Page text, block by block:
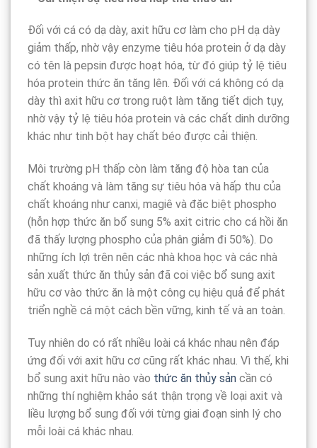
Đối với cá có dạ dày, axit hữu cơ làm cho pH dạ dày
giảm thấp, nhờ vậy enzyme tiêu hóa protein ở dạ dày
có tên là pepsin được hoạt hóa, từ đó giúp tỷ lệ tiêu
hóa protein thức ăn tăng lên. Đối với cá không có dạ
dày thì axit hữu cơ trong ruột làm tăng tiết dịch tụy,
nhờ vậy tỷ lệ tiêu hóa protein và các chất dinh dưỡng
khác như tinh bột hay chất béo được cải thiện.
Môi trường pH thấp còn làm tăng độ hòa tan của
chất khoáng và làm tăng sự tiêu hóa và hấp thu của
chất khoáng như canxi, magiê và đặc biệt phospho
(hỗn hợp thức ăn bổ sung 5% axit citric cho cá hồi ăn
đã thấy lượng phospho của phân giảm đi 50%). Do
những ích lợi trên nên các nhà khoa học và các nhà
sản xuất thức ăn thủy sản đã coi việc bổ sung axit
hữu cơ vào thức ăn là một công cụ hiệu quả để phát
triển nghề cá một cách bền vững, kinh tế và an toàn.
Tuy nhiên do có rất nhiều loài cá khác nhau nên đáp
ứng đối với axit hữu cơ cũng rất khác nhau. Vì thế, khi
bổ sung axit hữu nào vào thức ăn thủy sản cần có
những thí nghiệm khảo sát thận trọng về loại axit và
liều lượng bổ sung đối với từng giai đoạn sinh lý cho
mỗi loài cá khác nhau.